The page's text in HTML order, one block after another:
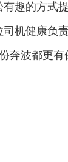
趣的方式
机健康负
奔波都更有